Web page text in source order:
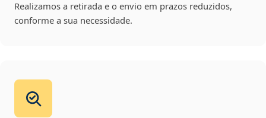
Realizamos a retirada e o envio em prazos reduzidos,
conforme a sua necessidade.